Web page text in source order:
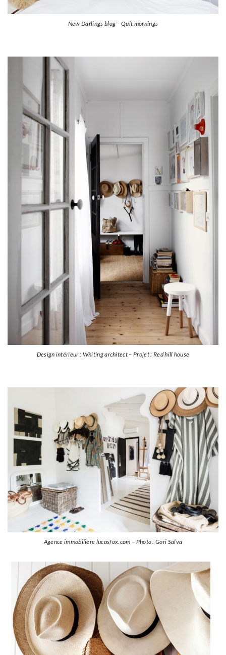
New Darlings blog – Quit mornings
Design intérieur : Whiting architect – Projet : Red hill house
Agence immobilière lucasfox.com – Photo : Gori Salva